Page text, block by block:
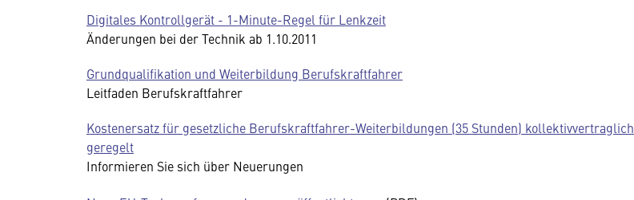
Digitales Kontrollgerät - 1-Minute-Regel für Lenkzeit
Änderungen bei der Technik ab 1.10.2011
Grundqualifikation und Weiterbildung Berufskraftfahrer
Leitfaden Berufskraftfahrer
Kostenersatz für gesetzliche Berufskraftfahrer-Weiterbildungen (35 Stunden) kollektivvertraglich
geregelt
Informieren Sie sich über Neuerungen